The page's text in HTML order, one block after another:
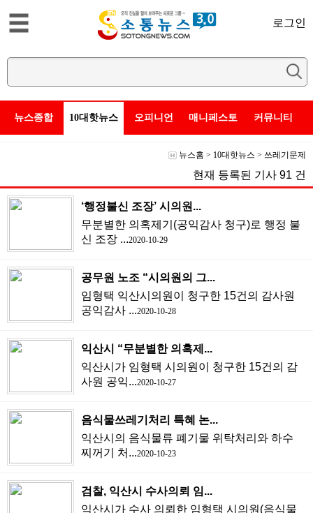
로그인
뉴스종합 10대핫뉴스 오피니언 매니페스토 커뮤니티
뉴스홈 > 10대핫뉴스 > 쓰레기문제
현재 등록된 기사 91 건
‘행정불신 조장’ 시의원...
무분별한 의혹제기(공익감사 청구)로 행정 불
신 조장 ...2020-10-29
공무원 노조 “시의원의 그...
임형택 익산시의원이 청구한 15건의 감사원
공익감사 ...2020-10-28
익산시 “무분별한 의혹제...
익산시가 임형택 시의원이 청구한 15건의 감
사원 공익...2020-10-27
음식물쓰레기처리 특혜 논...
익산시의 음식물류 폐기물 위탁처리와 하수
찌꺼기 처...2020-10-23
검찰, 익산시 수사의뢰 임...
익산시가 수사 의뢰한 임형택 시의원(음식물